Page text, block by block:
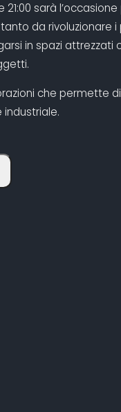
21:00 sarà
da rivoluzionare
in spazi
che permette